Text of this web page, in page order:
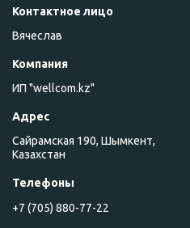
Вячеслав
ИП "wellcom.kz"
Сайрамская 190, Шымкент,
Казахстан
+7 (705) 880-77-22